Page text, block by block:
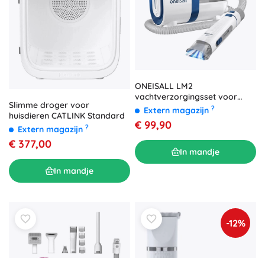
Slimme droger voor
huisdieren CATLINK Standard
Extern magazijn ?
€ 377,00
In mandje
ONEISALL LM2
vachtverzorgingsset voor
huisdieren met stofzuiger
Extern magazijn ?
€ 99,90
In mandje
-12%